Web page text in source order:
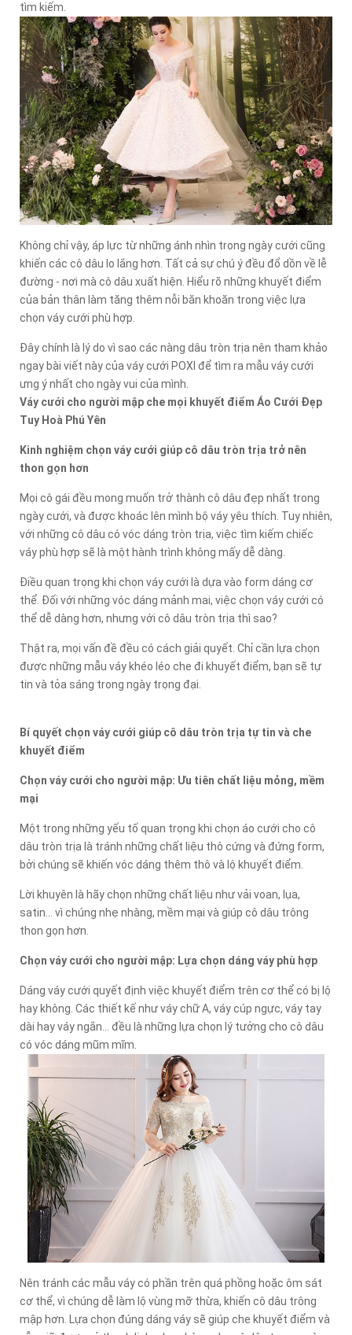
tìm kiếm.
Không chỉ vậy, áp lực từ những ánh nhìn trong ngày cưới cũng
khiến các cô dâu lo lắng hơn. Tất cả sự chú ý đều đổ dồn về lễ
đường - nơi mà cô dâu xuất hiện. Hiểu rõ những khuyết điểm
của bản thân làm tăng thêm nỗi băn khoăn trong việc lựa
chọn váy cưới phù hợp.
Đây chính là lý do vì sao các nàng dâu tròn trịa nên tham khảo
ngay bài viết này của váy cưới POXI để tìm ra mẫu váy cưới
ưng ý nhất cho ngày vui của mình.
Váy cưới cho người mập che mọi khuyết điểm Áo Cưới Đẹp
Tuy Hoà Phú Yên
Kinh nghiệm chọn váy cưới giúp cô dâu tròn trịa trở nên
thon gọn hơn
Mọi cô gái đều mong muốn trở thành cô dâu đẹp nhất trong
ngày cưới, và được khoác lên mình bộ váy yêu thích. Tuy nhiên,
với những cô dâu có vóc dáng tròn trịa, việc tìm kiếm chiếc
váy phù hợp sẽ là một hành trình không mấy dễ dàng.
Điều quan trọng khi chọn váy cưới là dựa vào form dáng cơ
thể. Đối với những vóc dáng mảnh mai, việc chọn váy cưới có
thể dễ dàng hơn, nhưng với cô dâu tròn trịa thì sao?
Thật ra, mọi vấn đề đều có cách giải quyết. Chỉ cần lựa chọn
được những mẫu váy khéo léo che đi khuyết điểm, bạn sẽ tự
tin và tỏa sáng trong ngày trọng đại.
Bí quyết chọn váy cưới giúp cô dâu tròn trịa tự tin và che
khuyết điểm
Chọn váy cưới cho người mập: Ưu tiên chất liệu mỏng, mềm
mại
Một trong những yếu tố quan trọng khi chọn áo cưới cho cô
dâu tròn trịa là tránh những chất liệu thô cứng và đứng form,
bởi chúng sẽ khiến vóc dáng thêm thô và lộ khuyết điểm.
Lời khuyên là hãy chọn những chất liệu như vải voan, lụa,
satin... vì chúng nhẹ nhàng, mềm mại và giúp cô dâu trông
thon gọn hơn.
Chọn váy cưới cho người mập: Lựa chọn dáng váy phù hợp
Dáng váy cưới quyết định việc khuyết điểm trên cơ thể có bị lộ
hay không. Các thiết kế như váy chữ A, váy cúp ngực, váy tay
dài hay váy ngắn... đều là những lựa chọn lý tưởng cho cô dâu
có vóc dáng mũm mĩm.
Nên tránh các mẫu váy có phần trên quá phồng hoặc ôm sát
cơ thể, vì chúng dễ làm lộ vùng mỡ thừa, khiến cô dâu trông
mập hơn. Lựa chọn đúng dáng váy sẽ giúp che khuyết điểm và